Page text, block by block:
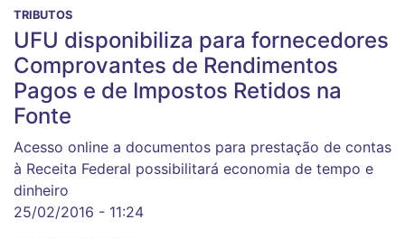
TRIBUTOS
UFU disponibiliza para fornecedores
Comprovantes de Rendimentos
Pagos e de Impostos Retidos na
Fonte
Acesso online a documentos para prestação de contas
à Receita Federal possibilitará economia de tempo e
dinheiro
25/02/2016 - 11:24